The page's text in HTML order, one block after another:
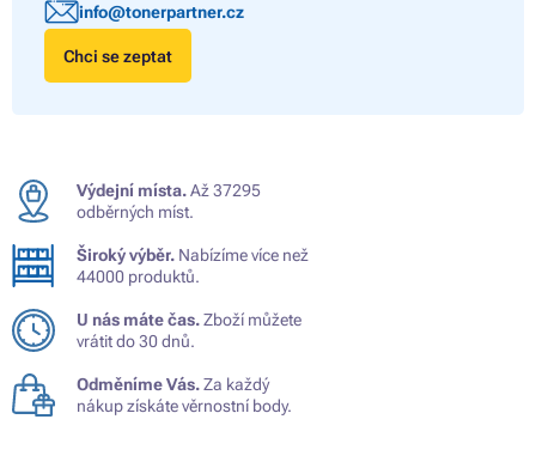
info@tonerpartner.cz
Chci se zeptat
Výdejní místa.Až 37295
odběrných míst.
Široký výběr. Nabízíme více než
44000 produktů.
U nás máte čas.Zboží můžete
vrátit do 30 dnů.
Odměníme Vás.Za každý
nákup získáte věrnostní body.